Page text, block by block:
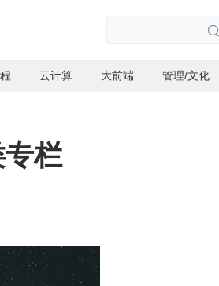

云计算 大前端 管理/文化
栏